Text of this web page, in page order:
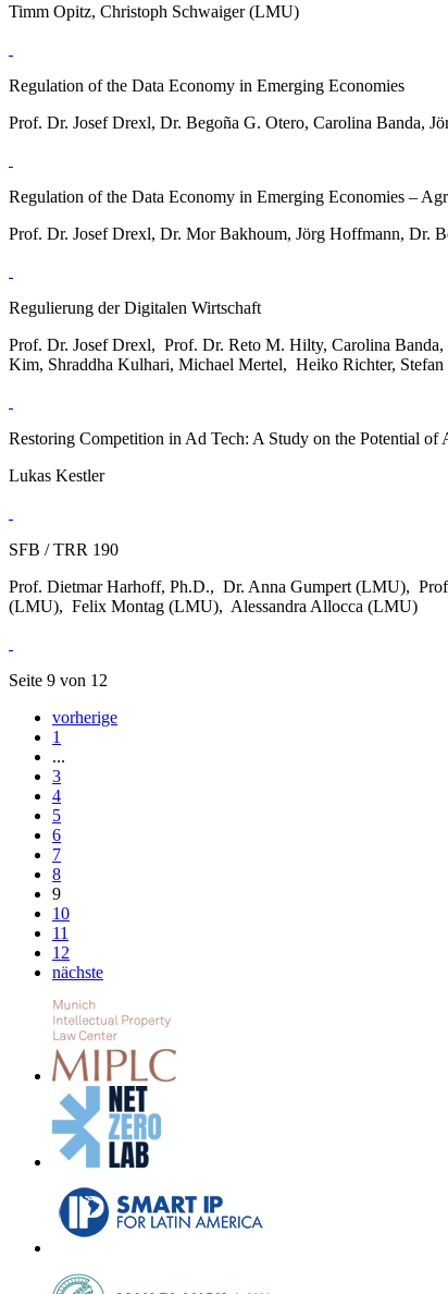
Timm Opitz, Christoph Schwaiger (LMU)
Regulation of the Data Economy in Emerging Economies
Prof. Dr. Josef Drexl, Dr. Begoña G. Otero, Carolina Banda,
Regulation of the Data Economy in Emerging Economies –
Prof. Dr. Josef Drexl, Dr. Mor Bakhoum, Jörg Hoffmann, Dr.
Regulierung der Digitalen Wirtschaft
Prof. Dr. Josef Drexl, Prof. Dr. Reto M. Hilty, Carolina
Kim‎, Shraddha Kulhari, Michael Mertel, Heiko Richter, Stefan
Restoring Competition in Ad Tech: A Study on the Potential
Lukas Kestler
SFB / TRR 190
Prof. Dietmar Harhoff, Ph.D., Dr. Anna Gumpert (LMU),
(LMU), Felix Montag (LMU), Alessandra Allocca (LMU)
Seite 9 von 12
vorherige
1
...
3
4
5
6
7
8
9
10
11
12
nächste